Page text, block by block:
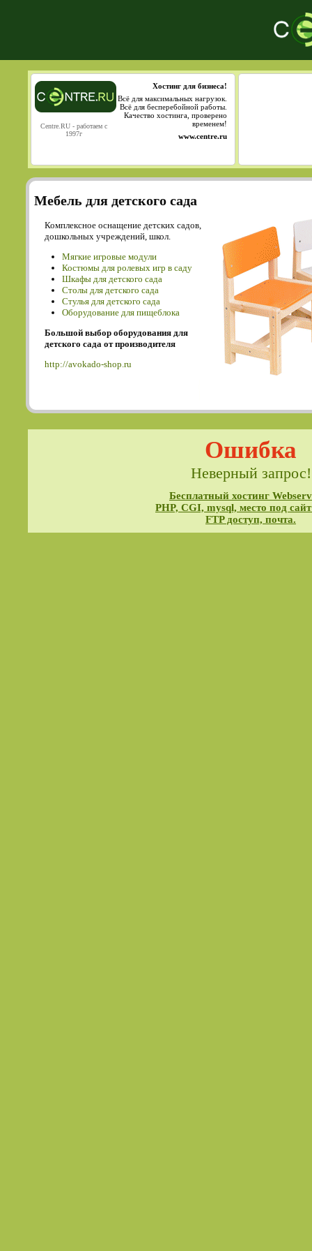
Centre.RU - работаем с
1997г
Хостинг для бизнеса!
Всё для максимальных нагрузок.
Всё для бесперебойной работы.
Качество хостинга, проверено
временем!
www.centre.ru
Мебель для детского сада
Комплексное оснащение детских садов,
дошкольных учреждений, школ.
Мягкие игровые модули
Костюмы для ролевых игр в саду
Шкафы для детского сада
Столы для детского сада
Cтулья для детского сада
Оборудование для пищеблока
Большой выбор оборудования для
детского сада от производителя
http://avokado-shop.ru
Ошибка
Неверный запрос!
Бесплатный хостинг
PHP, CGI, mysql, место под
FTP доступ, почта.